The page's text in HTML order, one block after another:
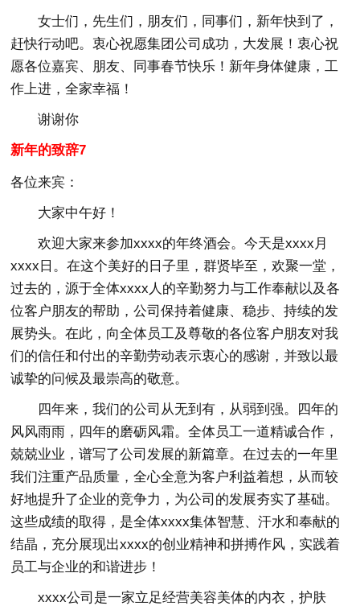
女士们，先生们，朋友们，同事们，新年快到了，
赶快行动吧。衷心祝愿集团公司成功，大发展！衷心祝
愿各位嘉宾、朋友、同事春节快乐！新年身体健康，工
作上进，全家幸福！
谢谢你
新年的致辞7
各位来宾：
大家中午好！
欢迎大家来参加xxxx的年终酒会。今天是xxxx月
xxxx日。在这个美好的日子里，群贤毕至，欢聚一堂，
过去的，源于全体xxxx人的辛勤努力与工作奉献以及各
位客户朋友的帮助，公司保持着健康、稳步、持续的发
展势头。在此，向全体员工及尊敬的各位客户朋友对我
们的信任和付出的辛勤劳动表示衷心的感谢，并致以最
诚挚的问候及最崇高的敬意。
四年来，我们的公司从无到有，从弱到强。四年的
风风雨雨，四年的磨砺风霜。全体员工一道精诚合作，
兢兢业业，谱写了公司发展的新篇章。在过去的一年里
我们注重产品质量，全心全意为客户利益着想，从而较
好地提升了企业的竞争力，为公司的发展夯实了基础。
这些成绩的取得，是全体xxxx集体智慧、汗水和奉献的
结晶，充分展现出xxxx的创业精神和拼搏作风，实践着
员工与企业的和谐进步！
xxxx公司是一家立足经营美容美体的内衣，护肤